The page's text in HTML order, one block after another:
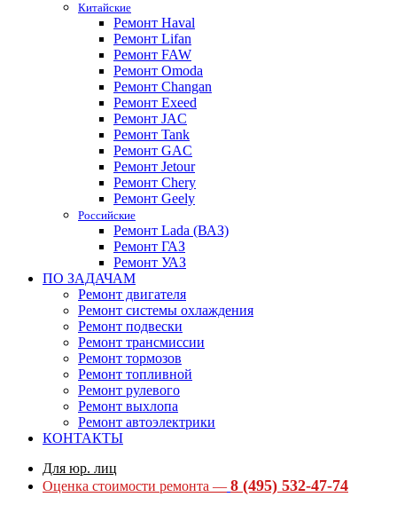
Китайские
Ремонт Haval
Ремонт Lifan
Ремонт FAW
Ремонт Omoda
Ремонт Changan
Ремонт Exeed
Ремонт JAC
Ремонт Tank
Ремонт GAC
Ремонт Jetour
Ремонт Chery
Ремонт Geely
Российские
Ремонт Lada (ВАЗ)
Ремонт ГАЗ
Ремонт УАЗ
ПО ЗАДАЧАМ
Ремонт двигателя
Ремонт системы охлаждения
Ремонт подвески
Ремонт трансмиссии
Ремонт тормозов
Ремонт топливной
Ремонт рулевого
Ремонт выхлопа
Ремонт автоэлектрики
КОНТАКТЫ
Для юр. лиц
Оценка стоимости ремонта — 8 (495) 532-47-74